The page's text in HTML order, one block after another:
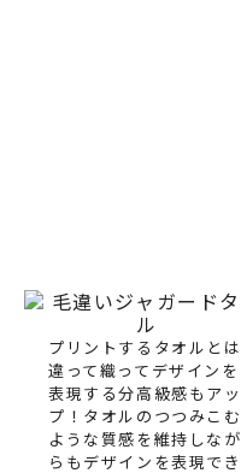
プリントするタオルとは
違って織ってデザインを
表現する分高級感もアッ
プ！タオルのつつみこむ
ような質感を維持しなが
らもデザインを表現でき